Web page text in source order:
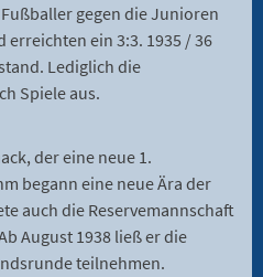
gegen die Junioren
erreichten ein 3:3. 1935 / 36
Lediglich die
Spiele aus.
der eine neue 1.
begann eine neue Ära der
auch die Reservemannschaft
August 1938 ließ er die
teilnehmen.